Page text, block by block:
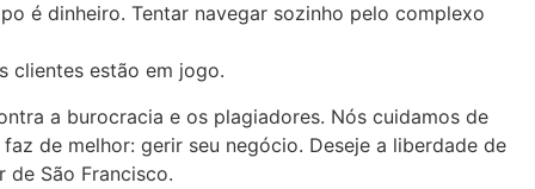
é dinheiro. Tentar navegar sozinho pelo complexo
clientes estão em jogo.
a burocracia e os plagiadores. Nós cuidamos de
de melhor: gerir seu negócio. Deseje a liberdade de
São Francisco.